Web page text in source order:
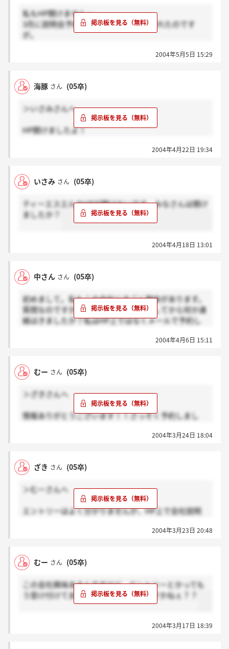
私もHP開けません…。
3月に説明会予約した時には普通に見られたのです
が。
私は地元ということもあり志望度が高いのですが、遅
いとちょっと不安になります。
2004年5月5日 15:29
海豚 さん (05卒)
＞いさみさんへ
HP開けましたよ！
電話をしたところ、親切に対応してくれました。
2004年4月22日 19:34
いさみ さん (05卒)
ティーエスエルのHPが開けないです。みなさんは開け
ましたか？
2004年4月18日 13:01
中さん さん (05卒)
初めまして。私もこの会社にすごく興味があります。
質問なのですが、会社説明会の予約をしてから何か連
絡はきましたか？私はHP上ではなくメールで予約し
2004年4月6日 15:11
むー さん (05卒)
＞ざきさんへ
情報ありがとうございます！！さっそく予約しまし
2004年3月24日 18:04
ざき さん (05卒)
＞むーさんへ
エントリーはよく分かりませんが、HP上で会社説明
2004年3月23日 20:48
むー さん (05卒)
この会社興味あるんですけど、エントリーとかっても
う受け付けてます？直接電話するんですかねぇ？？
2004年3月17日 18:39